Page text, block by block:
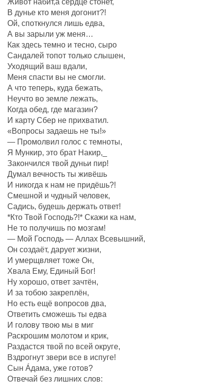
Живот набит,а сердце стонет,
В дунье кто меня догонит?!
Ой, споткнулся лишь едва,
А вы зарыли уж меня…
Как здесь темно и тесно, сыро
Сандалей топот только слышен,
Уходящий ваш вдали,
Меня спасти вы не смогли.
А что теперь, куда бежать,
Неучто во земле лежать,
Когда обед, где магазин?
И карту Сбер не прихватил.
«Вопросы задаешь не ты!»
— Промолвил голос с темноты,
Я Мункир, это брат Накир,_
Закончился твой дуньи пир!
Думал вечность ты живёшь
И никогда к нам не придёшь?!
Смешной и чудный человек,
Садись, будешь держать ответ!
*Кто Твой Господь?!* Скажи ка нам,
Не то получишь по мозгам!
— Мой Господь — Аллах Всевышний,
Он создаëт, дарует жизни,
И умерщвляет тоже Он,
Хвала Ему, Единый Бог!
Ну хорошо, ответ зачтëн,
И за тобою закреплëн,
Но есть ещё вопросов два,
Ответить сможешь ты едва
И голову твою мы в миг
Раскрошим молотом и крик,
Раздастся твой по всей округе,
Вздрогнут звери все в испуге!
Сын Áдама, уже готов?
Отвечай без лишних слов: